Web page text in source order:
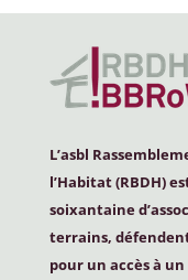
L’asbl
l’Habitat (RBDH)
soixantaine
terrains,
pour un accès à